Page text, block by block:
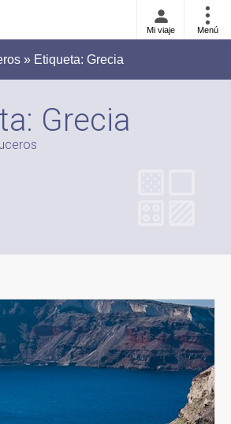
Mi viaje Menú
» Etiqueta: Grecia
Grecia